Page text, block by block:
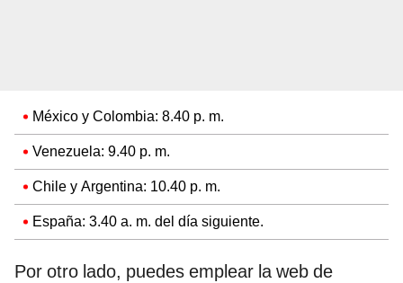
México y Colombia: 8.40 p. m.
Venezuela: 9.40 p. m.
Chile y Argentina: 10.40 p. m.
España: 3.40 a. m. del día siguiente.
Por otro lado, puedes emplear la web de